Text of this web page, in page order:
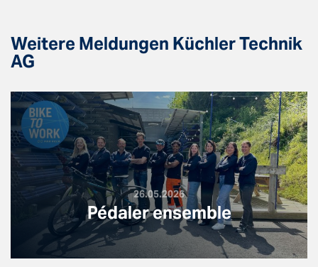
Weitere Meldungen Küchler Technik
AG
26.05.2026
Pédaler ensemble